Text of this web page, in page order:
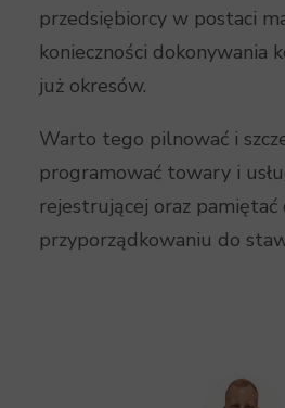
przedsiębiorcy w postaci
konieczności dokonywania
już okresów.
Warto tego pilnować i
programować towary i
rejestrującej oraz
przyporządkowaniu do